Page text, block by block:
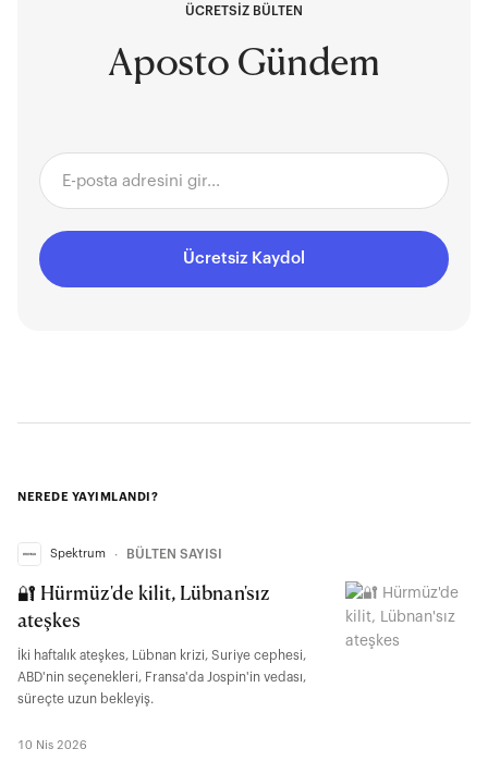
ÜCRETSİZ BÜLTEN
Aposto Gündem
Ücretsiz Kaydol
NEREDE YAYIMLANDI?
Spektrum ∙ BÜLTEN SAYISI
🔐 Hürmüz'de kilit, Lübnan'sız
ateşkes
İki haftalık ateşkes, Lübnan krizi, Suriye cephesi,
ABD'nin seçenekleri, Fransa'da Jospin'in vedası,
süreçte uzun bekleyiş.
10 Nis 2026